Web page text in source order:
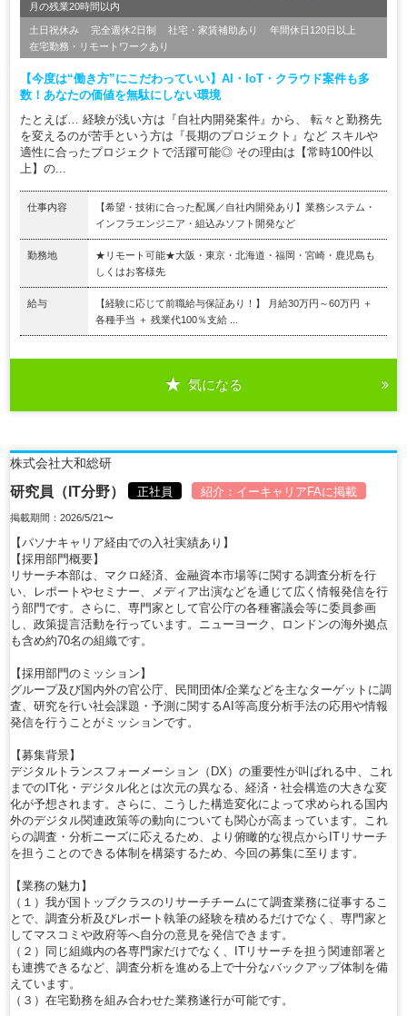
月の残業20時間以内
土日祝休み 完全週休2日制 社宅・家賃補助あり
年間休日120日以上
在宅勤務・リモートワークあり
【今度は“働き方”にこだわっていい】AI・IoT・クラウド案件も多
数！あなたの価値を無駄にしない環境
たとえば… 経験が浅い方は『自社内開発案件』から、 転々と勤務先
を変えるのが苦手という方は『長期のプロジェクト』など スキルや
適性に合ったプロジェクトで活躍可能◎ その理由は【常時100件以
上】の...
仕事内容
【希望・技術に合った配属／自社内開発あり】業務システム・
インフラエンジニア・組込みソフト開発など
勤務地
★リモート可能★大阪・東京・北海道・福岡・宮崎・鹿児島も
しくはお客様先
給与
【経験に応じて前職給与保証あり！】 月給30万円～60万円 ＋
各種手当 ＋ 残業代100％支給 ...
気になる
株式会社大和総研
研究員（IT分野） 正社員 紹介： イーキャリアFAに掲載
掲載期間：2026/5/21〜
【パソナキャリア経由での入社実績あり】
【採用部門概要】
リサーチ本部は、マクロ経済、金融資本市場等に関する調査分析を行
い、レポートやセミナー、メディア出演などを通じて広く情報発信を行
う部門です。さらに、専門家として官公庁の各種審議会等に委員参画
し、政策提言活動を行っています。ニューヨーク、ロンドンの海外拠点
も含め約70名の組織です。
【採用部門のミッション】
グループ及び国内外の官公庁、民間団体/企業などを主なターゲットに調
査、研究を行い社会課題・予測に関するAI等高度分析手法の応用や情報
発信を行うことがミッションです。
【募集背景】
デジタルトランスフォーメーション（DX）の重要性が叫ばれる中、これ
までのIT化・デジタル化とは次元の異なる、経済・社会構造の大きな変
化が予想されます。さらに、こうした構造変化によって求められる国内
外のデジタル関連政策等の動向についても関心が高まっています。これ
らの調査・分析ニーズに応えるため、より俯瞰的な視点からITリサーチ
を担うことのできる体制を構築するため、今回の募集に至ります。
【業務の魅力】
（１）我が国トップクラスのリサーチチームにて調査業務に従事するこ
とで、調査分析及びレポート執筆の経験を積めるだけでなく、専門家と
してマスコミや政府等へ自分の意見を発信できます。
（２）同じ組織内の各専門家だけでなく、ITリサーチを担う関連部署と
も連携できるなど、調査分析を進める上で十分なバックアップ体制を備
えています。
（３）在宅勤務を組み合わせた業務遂行が可能です。